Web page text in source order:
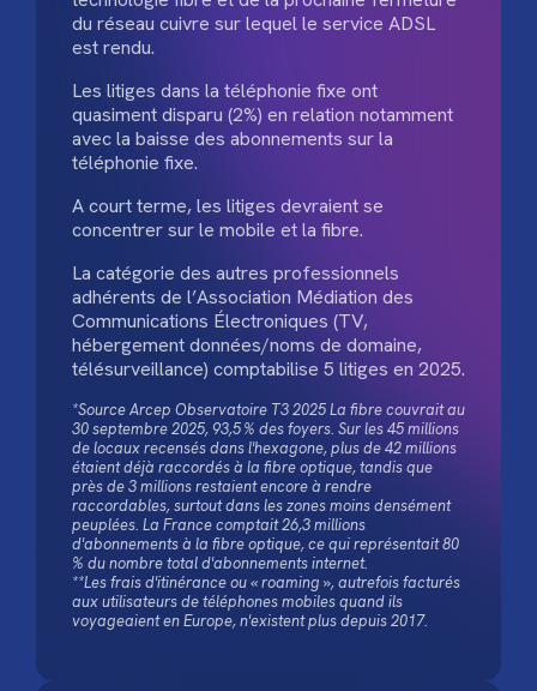
du réseau cuivre sur lequel le service ADSL
est rendu.
Les litiges dans la téléphonie fixe ont
quasiment disparu (2%) en relation notamment
avec la baisse des abonnements sur la
téléphonie fixe.
A court terme, les litiges devraient se
concentrer sur le mobile et la fibre.
La catégorie des autres professionnels
adhérents de l’Association Médiation des
Communications Électroniques (TV,
hébergement données/noms de domaine,
télésurveillance) comptabilise 5 litiges en 2025.
*Source Arcep Observatoire T3 2025 La fibre couvrait au
30 septembre 2025, 93,5 % des foyers. Sur les 45 millions
de locaux recensés dans l'hexagone, plus de 42 millions
étaient déjà raccordés à la fibre optique, tandis que
près de 3 millions restaient encore à rendre
raccordables, surtout dans les zones moins densément
peuplées. La France comptait 26,3 millions
d'abonnements à la fibre optique, ce qui représentait 80
% du nombre total d'abonnements internet.
**Les frais d'itinérance ou « roaming », autrefois facturés
aux utilisateurs de téléphones mobiles quand ils
voyageaient en Europe, n'existent plus depuis 2017.